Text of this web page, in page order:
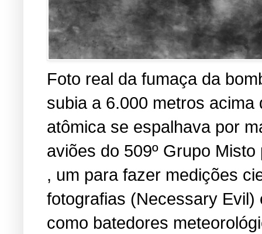
Foto real da fumaça da
subia a 6.000 metros
atômica se espalhava por
aviões do 509º Grupo
, um para fazer medições
fotografias (Necessary
como batedores